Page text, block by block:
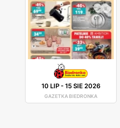
10 LIP-15 SIE 2026
GAZETKA BIEDRONKA